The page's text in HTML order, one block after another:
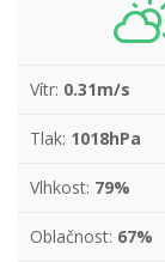
Vítr: 0.31m/s
Tlak: 1018hPa
Vlhkost: 79%
Oblačnost: 67%